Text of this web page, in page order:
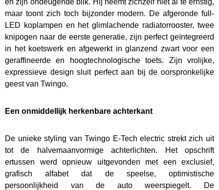
Contact
en zijn ondeugende blik. Hij neemt zichzelf niet al te ernstig,
maar toont zich toch bijzonder modern. De afgeronde full-
LED koplampen en het glimlachende radiatorrooster, twee
knipogen naar de eerste generatie, zijn perfect geïntegreerd
in het koetswerk en afgewerkt in glanzend zwart voor een
geraffineerde en hoogtechnologische toets. Zijn vrolijke,
expressieve design sluit perfect aan bij de oorspronkelijke
geest van Twingo.
Een onmiddellijk herkenbare achterkant
De unieke styling van Twingo E-Tech electric strekt zich uit
tot de halvemaanvormige achterlichten. Het opschrift
ertussen werd opnieuw uitgevonden met een exclusief,
grafisch alfabet dat de speelse, optimistische
persoonlijkheid van de auto weerspiegelt. De